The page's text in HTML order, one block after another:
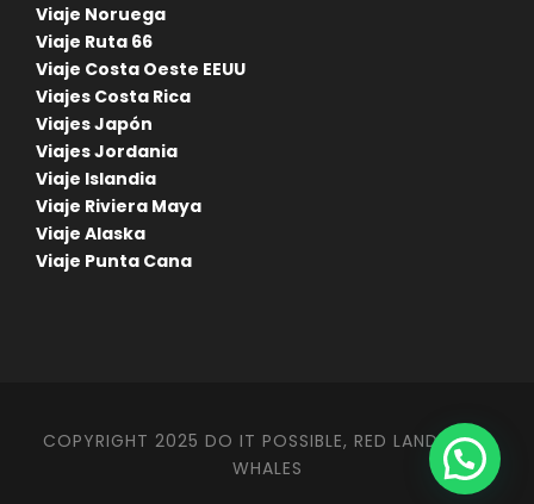
Viaje Noruega
Viaje Ruta 66
Viaje Costa Oeste EEUU
Viajes Costa Rica
Viajes Japón
Viajes Jordania
Viaje Islandia
Viaje Riviera Maya
Viaje Alaska
Viaje Punta Cana
COPYRIGHT 2025 DO IT POSSIBLE, RED LANDS AND
WHALES
1